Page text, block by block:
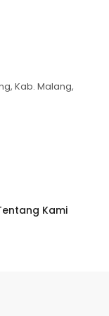
Kab. Malang,
Kami